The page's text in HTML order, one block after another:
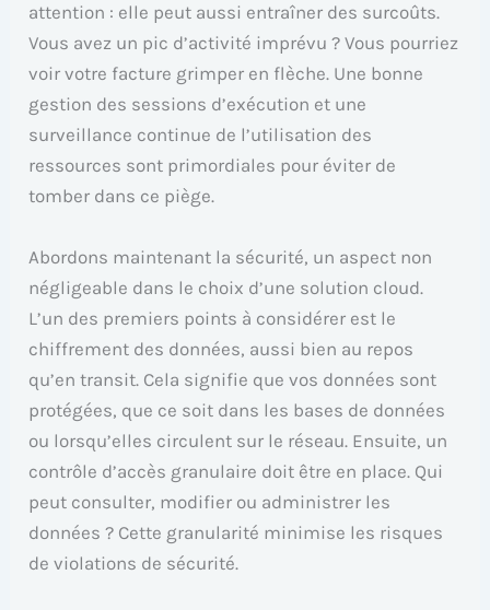
attention : elle peut aussi entraîner des surcoûts.
Vous avez un pic d’activité imprévu ? Vous pourriez
voir votre facture grimper en flèche. Une bonne
gestion des sessions d’exécution et une
surveillance continue de l’utilisation des
ressources sont primordiales pour éviter de
tomber dans ce piège.
Abordons maintenant la sécurité, un aspect non
négligeable dans le choix d’une solution cloud.
L’un des premiers points à considérer est le
chiffrement des données, aussi bien au repos
qu’en transit. Cela signifie que vos données sont
protégées, que ce soit dans les bases de données
ou lorsqu’elles circulent sur le réseau. Ensuite, un
contrôle d’accès granulaire doit être en place. Qui
peut consulter, modifier ou administrer les
données ? Cette granularité minimise les risques
de violations de sécurité.